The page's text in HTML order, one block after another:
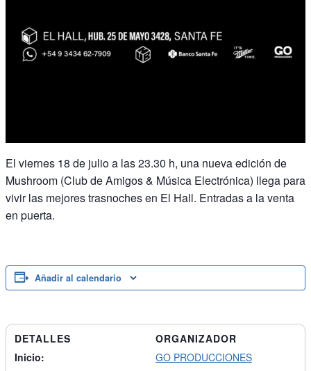
El viernes 18 de julio a las 23.30 h, una nueva edición de
Mushroom (Club de Amigos & Música Electrónica) llega para
vivir las mejores trasnoches en El Hall. Entradas a la venta
en puerta.
Añadir al calendario
DETALLES
Inicio:
ORGANIZADOR
GO PRODUCCIONES